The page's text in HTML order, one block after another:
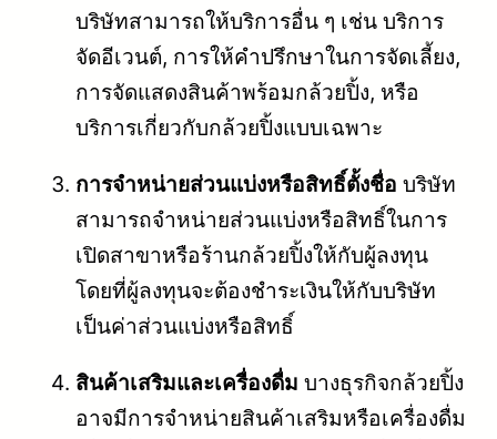
บริษัทสามารถให้บริการอื่น ๆ เช่น บริการ
จัดอีเวนต์, การให้คำปรึกษาในการจัดเลี้ยง,
การจัดแสดงสินค้าพร้อมกล้วยปิ้ง, หรือ
บริการเกี่ยวกับกล้วยปิ้งแบบเฉพาะ
การจำหน่ายส่วนแบ่งหรือสิทธิ์ตั้งชื่อ บริษัท
สามารถจำหน่ายส่วนแบ่งหรือสิทธิ์ในการ
เปิดสาขาหรือร้านกล้วยปิ้งให้กับผู้ลงทุน
โดยที่ผู้ลงทุนจะต้องชำระเงินให้กับบริษัท
เป็นค่าส่วนแบ่งหรือสิทธิ์
สินค้าเสริมและเครื่องดื่ม บางธุรกิจกล้วยปิ้ง
อาจมีการจำหน่ายสินค้าเสริมหรือเครื่องดื่ม